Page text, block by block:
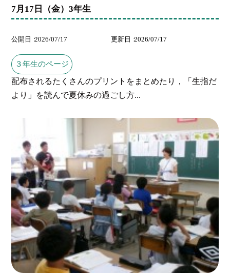
7月17日（金）3年生
公開日 2026/07/17 更新日 2026/07/17
３年生のページ
配布されるたくさんのプリントをまとめたり，「生指だ
より」を読んで夏休みの過ごし方...